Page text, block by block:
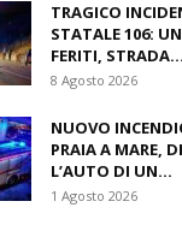
CONTROLLI
NELL’ALTO
COSENTINO:
MINORENNI E...
TRAGICO
STATALE 106: UN
FERITI, STRADA...